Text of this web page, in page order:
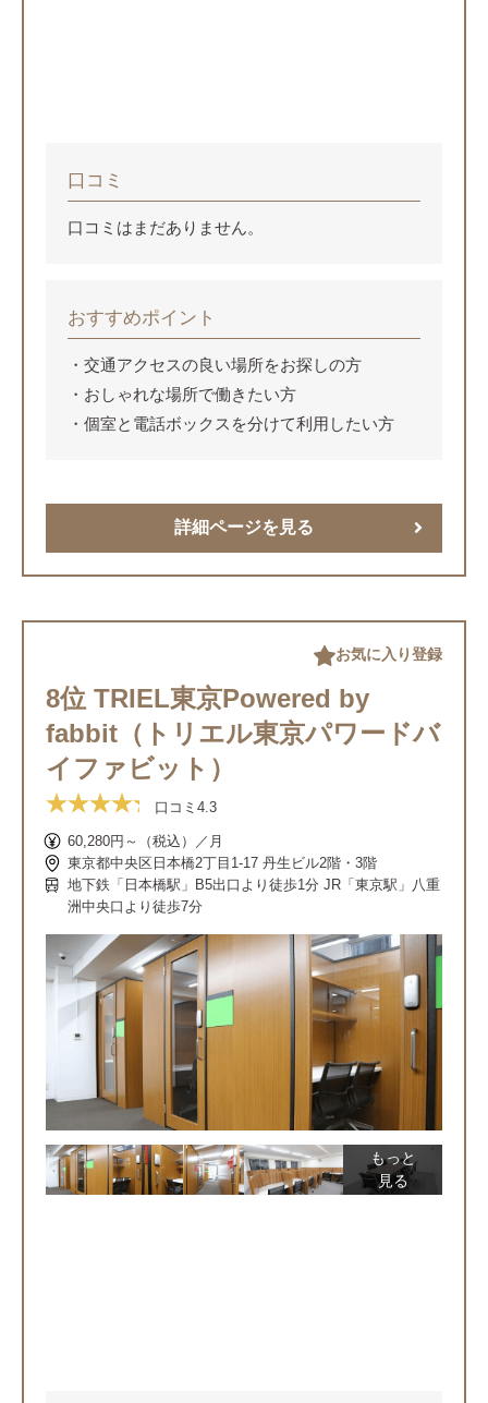
口コミ
口コミはまだありません。
おすすめポイント
交通アクセスの良い場所をお探しの方
おしゃれな場所で働きたい方
個室と電話ボックスを分けて利用したい方
詳細ページを見る
8位 TRIEL東京Powered by
fabbit（トリエル東京パワードバ
イファビット）
口コミ 4.3
60,280円～（税込）／月
東京都中央区日本橋2丁目1-17 丹生ビル2階・3階
地下鉄「日本橋駅」B5出口より徒歩1分 JR「東京駅」八重
洲中央口より徒歩7分
お気に入り登録
もっと
見る